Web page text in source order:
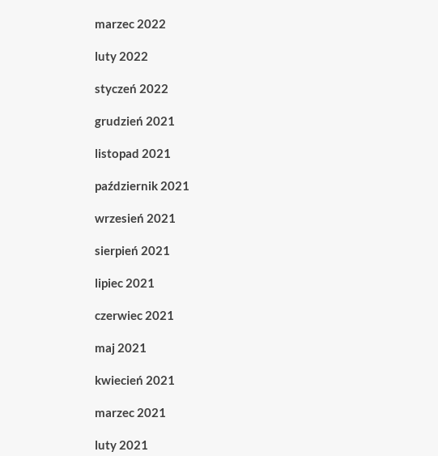
marzec 2022
luty 2022
styczeń 2022
grudzień 2021
listopad 2021
październik 2021
wrzesień 2021
sierpień 2021
lipiec 2021
czerwiec 2021
maj 2021
kwiecień 2021
marzec 2021
luty 2021